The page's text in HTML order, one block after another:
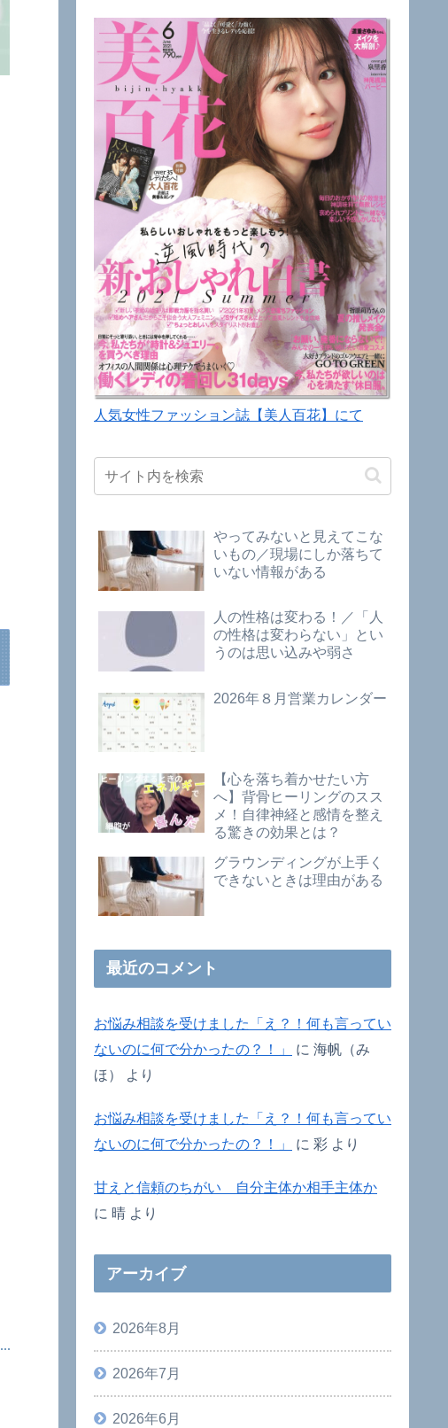
人気女性ファッション誌【美人百花】にて
やってみないと見えてこな
いもの／現場にしか落ちて
いない情報がある
人の性格は変わる！／「人
の性格は変わらない」とい
うのは思い込みや弱さ
2026年８月営業カレンダー
【心を落ち着かせたい方
へ】背骨ヒーリングのスス
メ！自律神経と感情を整え
る驚きの効果とは？
グラウンディングが上手く
できないときは理由がある
最近のコメント
お悩み相談を受けました「え？！何も言ってい
ないのに何で分かったの？！」
に 海帆（み
ほ）
より
お悩み相談を受けました「え？！何も言ってい
ないのに何で分かったの？！」
に 彩 より
甘えと信頼のちがい 自分主体か相手主体か
に 晴 より
アーカイブ
2026年8月
2026年7月
2026年6月